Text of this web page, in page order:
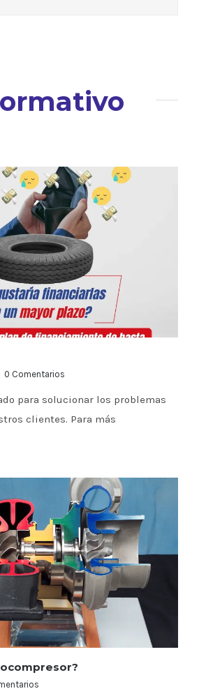
0 Comentarios
para solucionar los problemas
clientes. Para más